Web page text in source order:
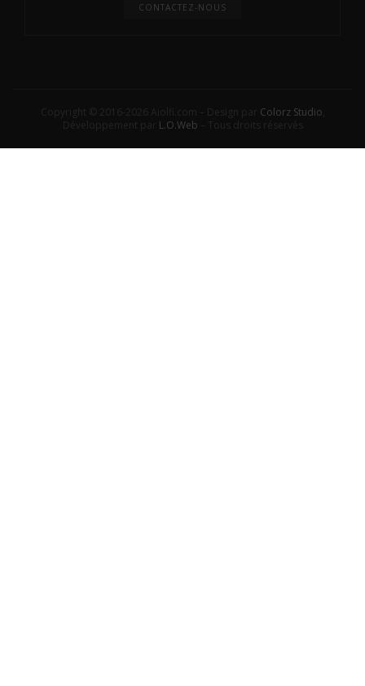
CONTACTEZ-NOUS
Colorz Studio
L.O.Web